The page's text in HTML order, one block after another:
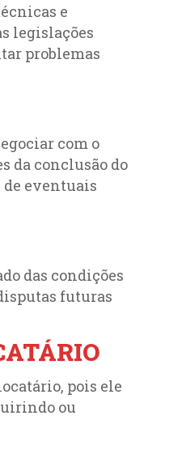
e
legislações
problemas
com o
da conclusão do
de eventuais
das condições
futuras
pois ele
ou